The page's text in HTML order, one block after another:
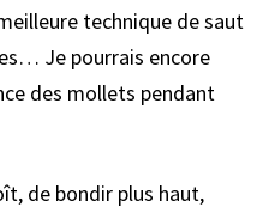
technique de saut
Je pourrais encore
des mollets pendant
de bondir plus haut,